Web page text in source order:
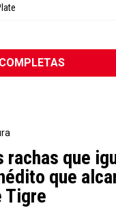
rachas que
que
Tigre